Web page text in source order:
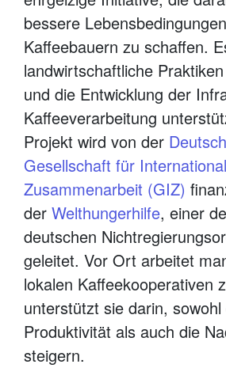
bessere
Kaffeebauern zu schaffen.
landwirtschaftliche
und die Entwicklung der
Kaffeeverarbeitung
Projekt wird von der
Gesellschaft für
Zusammenarbeit (GIZ)
der Welthungerhilfe, einer
deutschen
geleitet. Vor Ort arbeitet
lokalen Kaffeekooperativen
unterstützt sie darin, sowohl
Produktivität als auch die
steigern.